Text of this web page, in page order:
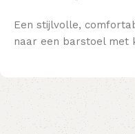
Een stijlvolle,
naar een barstoel met